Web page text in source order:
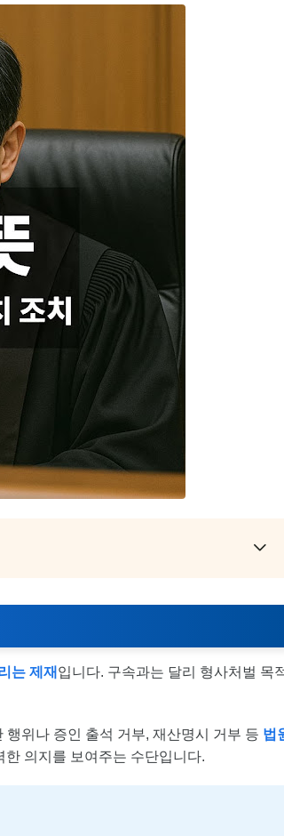
는 제재 입니다. 구속과는 달리 형사처벌 목
행위나 증인 출석 거부, 재산명시 거부 등 법
의지를 보여주는 수단입니다.